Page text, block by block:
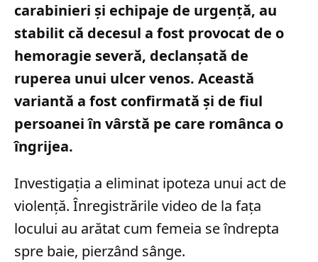
carabinieri și echipaje de urgență, au
stabilit că decesul a fost provocat de o
hemoragie severă, declanșată de
ruperea unui ulcer venos. Această
variantă a fost confirmată și de fiul
persoanei în vârstă pe care românca o
îngrijea.
Investigația a eliminat ipoteza unui act de
violență. Înregistrările video de la fața
locului au arătat cum femeia se îndrepta
spre baie, pierzând sânge.